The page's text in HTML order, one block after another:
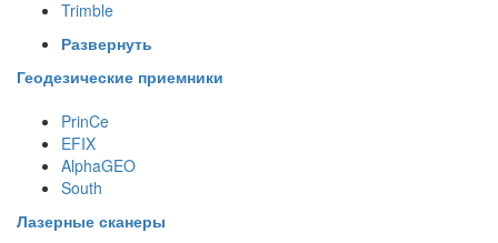
Trimble
Развернуть
Геодезические приемники
PrinCe
EFIX
AlphaGEO
South
Лазерные сканеры